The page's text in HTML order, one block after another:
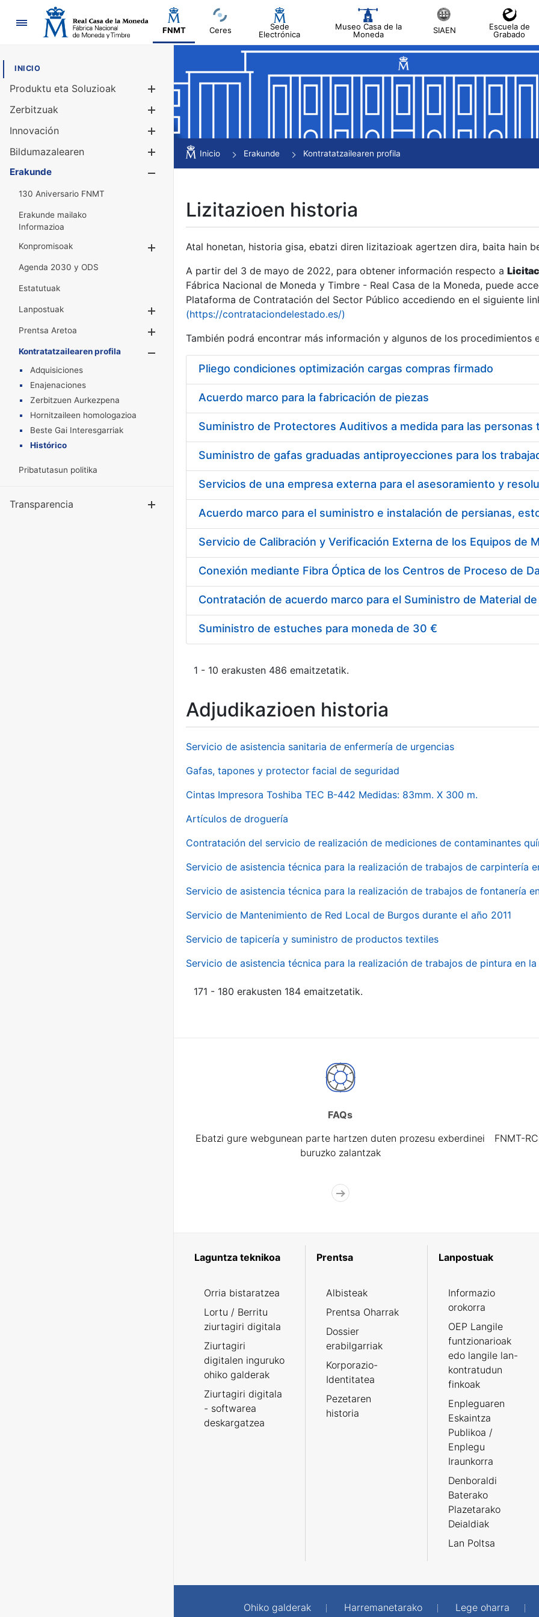
Nabigazioa
FNMT Ceres
Sede
Electrónica
Museo Casa de la
Moneda
SIAEN
Escuela de
Grabado
INICIO
Produktu eta Soluzioak
Erakutsi/Ezkutatu
Zerbitzuak
Innovación
Bildumazalearen
Erakutsi/Ezkutatu
Erakunde
130 Aniversario FNMT
Erakunde mailako
Informazioa
Konpromisoak
Erakutsi/Ezkutatu
Agenda 2030 y ODS
Estatutuak
Lanpostuak
Erakutsi/Ezkutatu
Prentsa Aretoa
Erakutsi/Ezkutatu
Kontratatzailearen profila
Erakutsi/Ezkutatu
Adquisiciones
Enajenaciones
Zerbitzuen Aurkezpena
Hornitzaileen homologazioa
Beste Gai Interesgarriak
Histórico
Pribatutasun politika
Transparencia Erakutsi/Ezkutatu
Inicio Erakunde Kontratatzailearen profila
Lizitazioen historia
Atal honetan, historia gisa, ebatzi diren lizitazioak agertzen dira, baita hain
A partir del 3 de mayo de 2022, para obtener información respecto a
Fábrica Nacional de Moneda y Timbre - Real Casa de la Moneda, puede
Plataforma de Contratación del Sector Público accediendo en el siguiente
(https://contrataciondelestado.es/)
También podrá encontrar más información y algunos de los procedimientos
Pliego condiciones optimización cargas compras firmado
Acuerdo marco para la fabricación de piezas
Acuerdo marco para el suministro e instalación de persianas,
Suministro de estuches para moneda de 30 €
1 - 10 erakusten 486 emaitzetatik.
Adjudikazioen historia
Servicio de asistencia sanitaria de enfermería de urgencias
Gafas, tapones y protector facial de seguridad
Cintas Impresora Toshiba TEC B-442 Medidas: 83mm. X 300 m.
Artículos de droguería
Contratación del servicio de realización de mediciones de contaminantes
Servicio de asistencia técnica para la realización de trabajos de carpintería
Servicio de asistencia técnica para la realización de trabajos de fontanería
Servicio de Mantenimiento de Red Local de Burgos durante el año 2011
Servicio de tapicería y suministro de productos textiles
Servicio de asistencia técnica para la realización de trabajos de pintura en
171 - 180 erakusten 184 emaitzetatik.
FAQs
Ebatzi gure webgunean parte hartzen duten prozesu exberdinei
buruzko zalantzak
FNMT-
Laguntza teknikoa
Orria bistaratzea
Lortu / Berritu
ziurtagiri digitala
Ziurtagiri
digitalen inguruko
ohiko galderak
Ziurtagiri digitala
- softwarea
deskargatzea
Prentsa
Albisteak
Prentsa Oharrak
Dossier
erabilgarriak
Korporazio-
Identitatea
Pezetaren
historia
Lanpostuak
Informazio
orokorra
OEP Langile
funtzionarioak
edo langile lan-
kontratudun
finkoak
Enpleguaren
Eskaintza
Publikoa /
Enplegu
Iraunkorra
Denboraldi
Baterako
Plazetarako
Deialdiak
Lan Poltsa
Ohiko galderak Harremanetarako Lege oharra